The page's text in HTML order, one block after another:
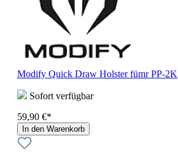
Modify Quick Draw Holster fümr PP-2K
Sofort verfügbar
59,90 €*
In den Warenkorb